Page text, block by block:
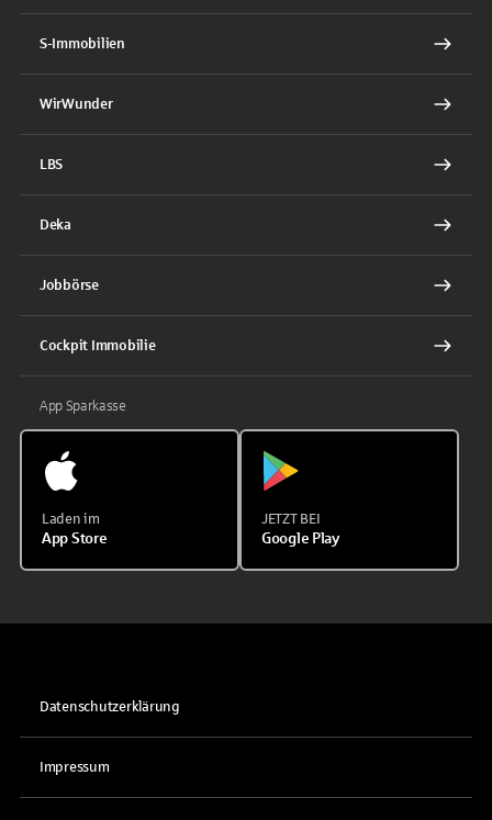
S-Immobilien
WirWunder
LBS
Deka
Jobbörse
Cockpit Immobilie
App Sparkasse
Laden im
App Store
JETZT BEI
Google Play
Datenschutzerklärung
Impressum